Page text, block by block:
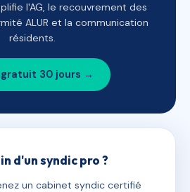
l'AG, le recouvrement des
ALUR et la communication
résidents.
gratuit 30 jours →
d'un syndic pro ?
un cabinet syndic certifié